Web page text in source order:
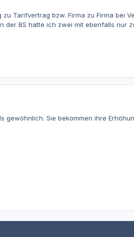
Tarifvertrag bzw. Firma zu Firma bei
BS hatte ich zwei mit ebenfalls nur
Sie bekommen ihre